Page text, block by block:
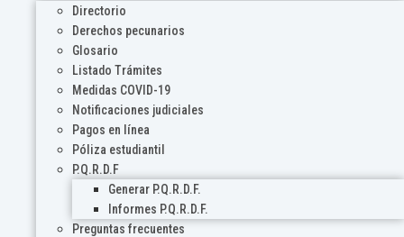
Directorio
Derechos pecunarios
Glosario
Listado Trámites
Medidas COVID-19
Notificaciones judiciales
Pagos en línea
Póliza estudiantil
P.Q.R.D.F
Generar P.Q.R.D.F.
Informes P.Q.R.D.F.
Preguntas frecuentes